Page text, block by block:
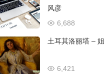
风彦
6,688
土耳其洛丽塔 –
6,421